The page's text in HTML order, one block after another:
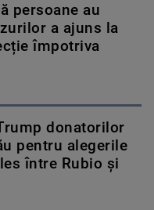
persoane au
a ajuns la
împotriva
donatorilor
pentru alegerile
între Rubio și